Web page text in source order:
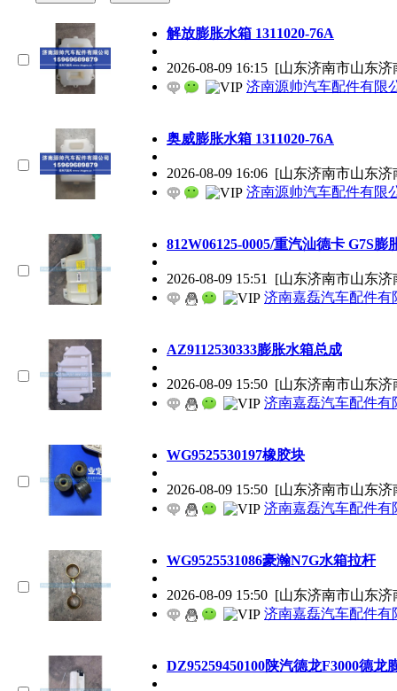
解放膨胀水箱 1311020-76A
2026-08-09 16:15 [山东济南市山东
济南源帅汽车配件有限
奥威膨胀水箱 1311020-76A
2026-08-09 16:06 [山东济南市山东
济南源帅汽车配件有限
812W06125-0005/重汽汕德卡 G7S膨
2026-08-09 15:51 [山东济南市山东
济南嘉磊汽车配件有
AZ9112530333膨胀水箱总成
2026-08-09 15:50 [山东济南市山东
济南嘉磊汽车配件有
WG9525530197橡胶块
2026-08-09 15:50 [山东济南市山东
济南嘉磊汽车配件有
WG9525531086豪瀚N7G水箱拉杆
2026-08-09 15:50 [山东济南市山东
济南嘉磊汽车配件有
DZ95259450100陕汽德龙F3000德龙